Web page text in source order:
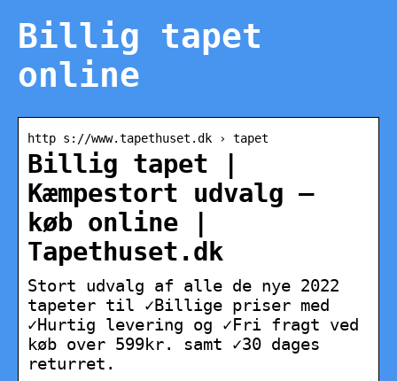
Billig tapet
online
http s://www.tapethuset.dk › tapet
Billig tapet |
Kæmpestort udvalg –
køb online |
Tapethuset.dk
Stort udvalg af alle de nye 2022
tapeter til ✓Billige priser med
✓Hurtig levering og ✓Fri fragt ved
køb over 599kr. samt ✓30 dages
returret.